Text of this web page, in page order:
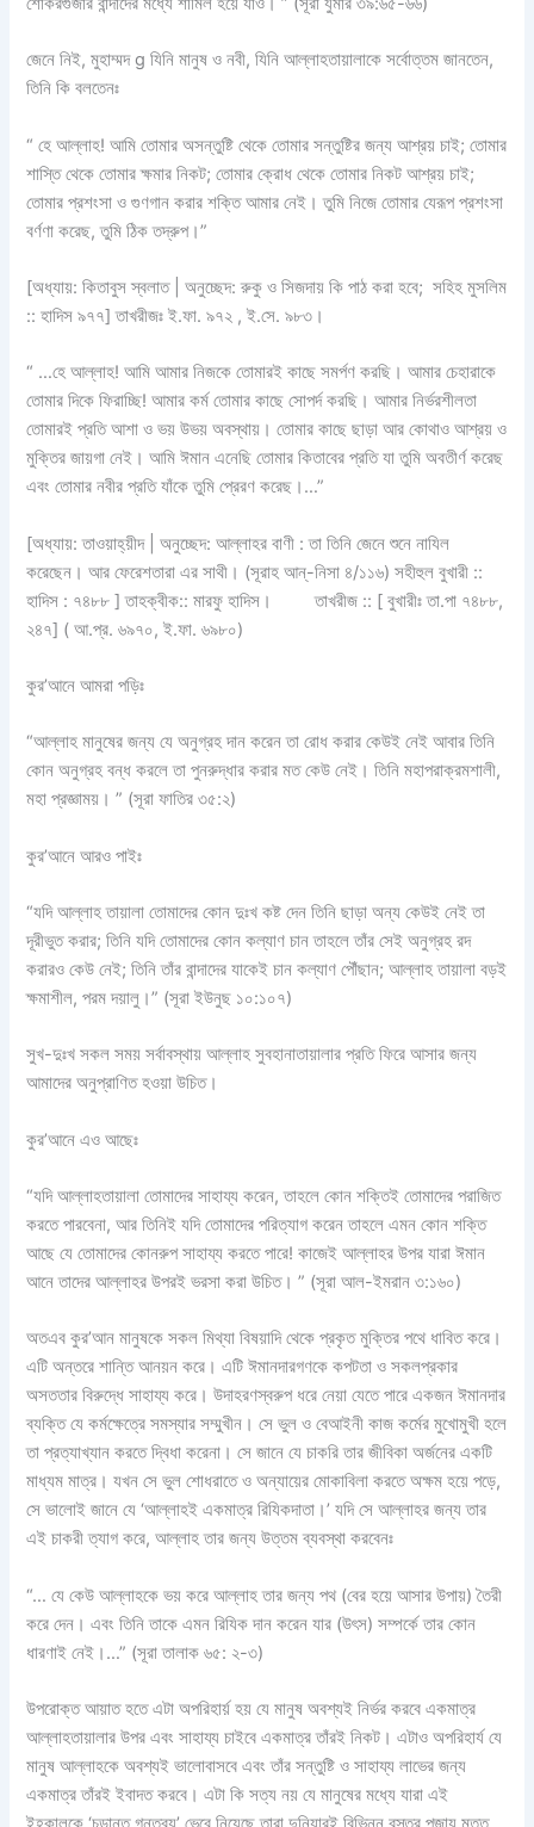
জেনে নিই, মুহাম্মদ g যিনি মানুষ ও নবী, যিনি আল্লাহতায়ালাকে সর্বোত্তম জানতেন,
তিনি কি বলতেনঃ
“ হে আল্লাহ! আমি তোমার অসন্তুষ্টি থেকে তোমার সন্তুষ্টির জন্য আশ্রয় চাই; তোমার
শাস্তি থেকে তোমার ক্ষমার নিকট; তোমার ক্রোধ থেকে তোমার নিকট আশ্রয় চাই;
তোমার প্রশংসা ও গুণগান করার শক্তি আমার নেই। তুমি নিজে তোমার যেরূপ প্রশংসা
বর্ণণা করেছ, তুমি ঠিক তদ্রুপ।”
[অধ্যায়: কিতাবুস স্বলাত | অনুচ্ছেদ: রুকু ও সিজদায় কি পাঠ করা হবে; সহিহ মুসলিম
:: হাদিস ৯৭৭] তাখরীজঃ ই.ফা. ৯৭২ , ই.সে. ৯৮৩।
“ …হে আল্লাহ! আমি আমার নিজকে তোমারই কাছে সমর্পণ করছি। আমার চেহারাকে
তোমার দিকে ফিরাচ্ছি! আমার কর্ম তোমার কাছে সোপর্দ করছি। আমার নির্ভরশীলতা
তোমারই প্রতি আশা ও ভয় উভয় অবস্থায়। তোমার কাছে ছাড়া আর কোথাও আশ্রয় ও
মুক্তির জায়গা নেই। আমি ঈমান এনেছি তোমার কিতাবের প্রতি যা তুমি অবতীর্ণ করেছ
এবং তোমার নবীর প্রতি যাঁকে তুমি প্রেরণ করেছ।…”
[অধ্যায়: তাওয়াহ্‌য়ীদ | অনুচ্ছেদ: আল্লাহর বাণী : তা তিনি জেনে শুনে নাযিল
করেছেন। আর ফেরেশতারা এর সাথী। (সূরাহ আন্-নিসা ৪/১১৬) সহীহুল বুখারী ::
হাদিস : ৭৪৮৮ ] তাহক্বীক:: মারফু হাদিস। তাখরীজ :: [ বুখারীঃ তা.পা ৭৪৮৮,
২৪৭] ( আ.প্র. ৬৯৭০, ই.ফা. ৬৯৮০)
কুর’আনে আমরা পড়িঃ
“আল্লাহ মানুষের জন্য যে অনুগ্রহ দান করেন তা রোধ করার কেউই নেই আবার তিনি
কোন অনুগ্রহ বন্ধ করলে তা পুনরুদ্ধার করার মত কেউ নেই। তিনি মহাপরাক্রমশালী,
মহা প্রজ্ঞাময়। ” (সূরা ফাতির ৩৫:২)
কুর’আনে আরও পাইঃ
“যদি আল্লাহ তায়ালা তোমাদের কোন দুঃখ কষ্ট দেন তিনি ছাড়া অন্য কেউই নেই তা
দূরীভুত করার; তিনি যদি তোমাদের কোন কল্যাণ চান তাহলে তাঁর সেই অনুগ্রহ রদ
করারও কেউ নেই; তিনি তাঁর বান্দাদের যাকেই চান কল্যাণ পৌঁছান; আল্লাহ তায়ালা বড়ই
ক্ষমাশীল, পরম দয়ালু।” (সূরা ইউনুছ ১০:১০৭)
সুখ-দুঃখ সকল সময় সর্বাবস্থায় আল্লাহ সুবহানাতায়ালার প্রতি ফিরে আসার জন্য
আমাদের অনুপ্রাণিত হওয়া উচিত।
কুর’আনে এও আছেঃ
“যদি আল্লাহতায়ালা তোমাদের সাহায্য করেন, তাহলে কোন শক্তিই তোমাদের পরাজিত
করতে পারবেনা, আর তিনিই যদি তোমাদের পরিত্যাগ করেন তাহলে এমন কোন শক্তি
আছে যে তোমাদের কোনরুপ সাহায্য করতে পারে! কাজেই আল্লাহর উপর যারা ঈমান
আনে তাদের আল্লাহর উপরই ভরসা করা উচিত। ” (সূরা আল-ইমরান ৩:১৬০)
অতএব কুর’আন মানুষকে সকল মিথ্যা বিষয়াদি থেকে প্রকৃত মুক্তির পথে ধাবিত করে।
এটি অন্তরে শান্তি আনয়ন করে। এটি ঈমানদারগণকে কপটতা ও সকলপ্রকার
অসততার বিরুদ্ধে সাহায্য করে। উদাহরণস্বরুপ ধরে নেয়া যেতে পারে একজন ঈমানদার
ব্যক্তি যে কর্মক্ষেত্রে সমস্যার সম্মুখীন। সে ভুল ও বেআইনী কাজ কর্মের মুখোমুখী হলে
তা প্রত্যাখ্যান করতে দ্বিধা করেনা। সে জানে যে চাকরি তার জীবিকা অর্জনের একটি
মাধ্যম মাত্র। যখন সে ভুল শোধরাতে ও অন্যায়ের মোকাবিলা করতে অক্ষম হয়ে পড়ে,
সে ভালোই জানে যে ‘আল্লাহই একমাত্র রিযিকদাতা।’ যদি সে আল্লাহর জন্য তার
এই চাকরী ত্যাগ করে, আল্লাহ তার জন্য উত্তম ব্যবস্থা করবেনঃ
“… যে কেউ আল্লাহকে ভয় করে আল্লাহ তার জন্য পথ (বের হয়ে আসার উপায়) তৈরী
করে দেন। এবং তিনি তাকে এমন রিযিক দান করেন যার (উৎস) সম্পর্কে তার কোন
ধারণাই নেই।…” (সূরা তালাক ৬৫: ২-৩)
উপরোক্ত আয়াত হতে এটা অপরিহার্য় হয় যে মানুষ অবশ্যই নির্ভর করবে একমাত্র
আল্লাহতায়ালার উপর এবং সাহায্য চাইবে একমাত্র তাঁরই নিকট। এটাও অপরিহার্য যে
মানুষ আল্লাহকে অবশ্যই ভালোবাসবে এবং তাঁর সন্তুষ্টি ও সাহায্য লাভের জন্য
একমাত্র তাঁরই ইবাদত করবে। এটা কি সত্য নয় যে মানুষের মধ্যে যারা এই